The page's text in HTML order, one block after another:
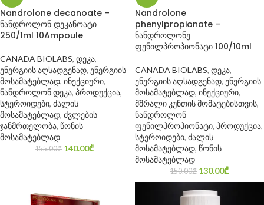
Nandrolone decanoate –
ნანდროლონ დეკანოატი
250/1ml 10Ampoule
CANADA BIOLABS, დეკა,
ენერგიის აღსადგენად, ენერგიის
მოსამატებლად, ინექციური,
ნანდროლონ დეკა, პროდუქცია,
სტეროიდები, ძალის
მოსამატებლად, ძვლების
ჯანმრთელობა, წონის
მოსამატებლად
155.00₾ 140.00₾
Nandrolone
phenylpropionate –
ნანდროლონე
ფენილპროპიონატი 100/10ml
CANADA BIOLABS, დეკა,
ენერგიის აღსადგენად, ენერგიის
მოსამატებლად, ინექციური,
მშრალი კუნთის მომატებისთვის,
ნანდროლონ
ფენილპროპიონატი, პროდუქცია,
სტეროიდები, ძალის
მოსამატებლად, წონის
მოსამატებლად
150.00₾ 130.00₾